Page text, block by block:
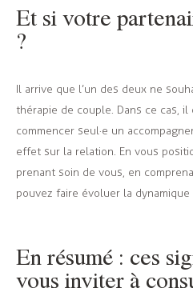
Et si votre
?
Il arrive que l’un des deux ne
thérapie de couple. Dans ce cas,
commencer seul·e un
effet sur la relation. En vous
prenant soin de vous, en
pouvez faire évoluer la dynamique
En résumé : ces
vous inviter à